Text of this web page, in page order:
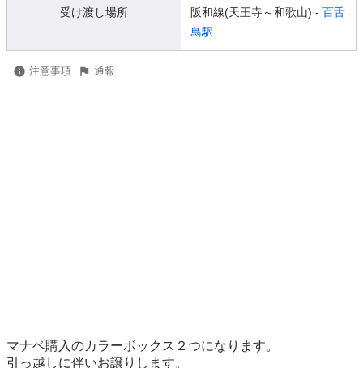
受け渡し場所
阪和線(天王寺～和歌山) - 百舌
鳥駅
注意事項 通報
マナベ購入のカラーボックス２つになります。
引っ越しに伴いお譲りします。